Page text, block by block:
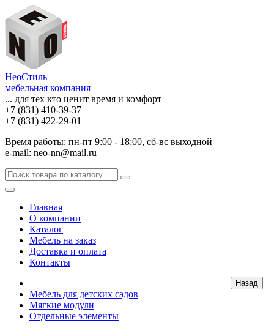
НеоСтиль
мебельная компания
... для тех кто ценит время и комфорт
+7 (831) 410-39-37
+7 (831) 422-29-01
Время работы: пн-пт 9:00 - 18:00, сб-вс выходной
e-mail: neo-nn@mail.ru
Главная
О компании
Каталог
Мебель на заказ
Доставка и оплата
Контакты
Мебель для детских садов
Мягкие модули
Отдельные элементы